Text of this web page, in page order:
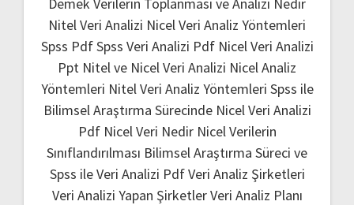
Nitel Veri Analizi Nicel Veri Analiz Yöntemleri
Spss PdfSpss Veri Analizi Pdf Nicel Veri Analizi
Ppt Nitel ve Nicel Veri Analizi Nicel Analiz
Yöntemleri Nitel Veri Analiz Yöntemleri Spss ile
Bilimsel Araştırma Sürecinde Nicel Veri Analizi
Pdf Nicel Veri Nedir Nicel Verilerin
Sınıflandırılması Bilimsel Araştırma Süreci ve
Spss ile Veri Analizi PdfVeri Analiz Şirketleri
Veri Analizi Yapan ŞirketlerVeri Analiz Planı